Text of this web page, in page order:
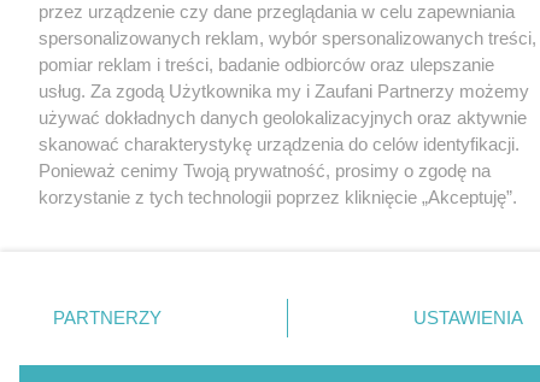
przez urządzenie czy dane przeglądania w celu zapewniania
spersonalizowanych reklam, wybór spersonalizowanych treści,
pomiar reklam i treści, badanie odbiorców oraz ulepszanie
usług. Za zgodą Użytkownika my i Zaufani Partnerzy możemy
używać dokładnych danych geolokalizacyjnych oraz aktywnie
skanować charakterystykę urządzenia do celów identyfikacji.
Ponieważ cenimy Twoją prywatność, prosimy o zgodę na
korzystanie z tych technologii poprzez kliknięcie „Akceptuję”.
nie wymagają zgody użytkownika, ale masz prawo sprzeciwić
się takiemu przetwarzaniu. Preferencje będą miały
PARTNERZY USTAWIENIA